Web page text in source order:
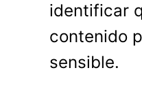
identificar
contenido
sensible.